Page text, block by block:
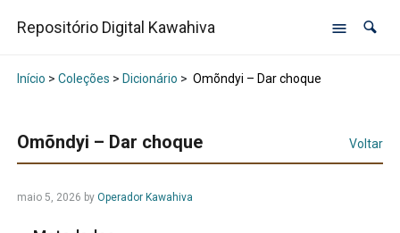
Repositório Digital Kawahiva
Início > Coleções > Dicionário > Omõndyi – Dar choque
Omõndyi – Dar choque Voltar
maio 5, 2026 by Operador Kawahiva